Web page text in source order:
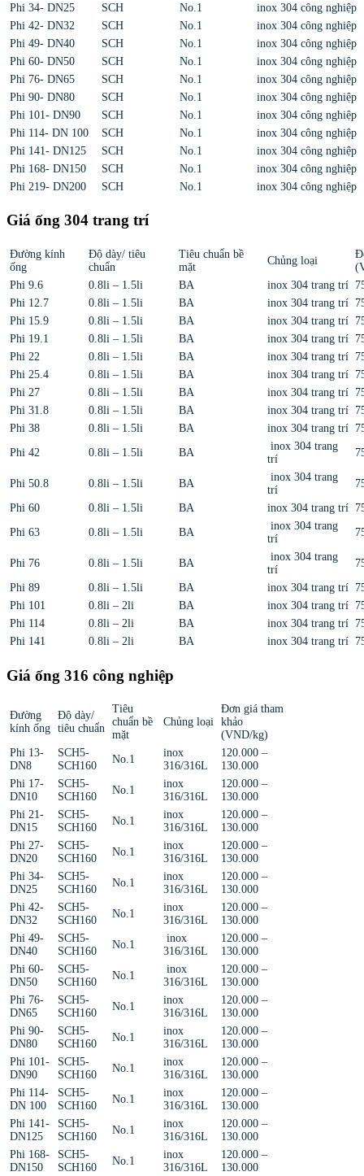
Phi 34- DN25
SCH No.1
inox 304 công nghiệp
Phi 42- DN32
SCH No.1
inox 304 công nghiệp
Phi 49- DN40
SCH No.1
inox 304 công nghiệp
Phi 60- DN50
SCH No.1
inox 304 công nghiệp
Phi 76- DN65
SCH No.1
inox 304 công nghiệp
Phi 90- DN80
SCH No.1
inox 304 công nghiệp
Phi 101- DN90
SCH No.1
inox 304 công nghiệp
Phi 114- DN 100
SCH No.1
inox 304 công nghiệp
Phi 141- DN125
SCH No.1
inox 304 công nghiệp
Phi 168- DN150
SCH No.1
inox 304 công nghiệp
Phi 219- DN200
SCH No.1 inox 304 công nghiệp
Giá ống 304 trang trí
Đường kính
ống
Độ dày/ tiêu
chuẩn
Tiêu chuẩn bề
mặt
Chủng loại
Phi 9.6
0.8li – 1.5li BA inox 304 trang trí
Phi 12.7
0.8li – 1.5li BA inox 304 trang trí
Phi 15.9
0.8li – 1.5li BA inox 304 trang trí
Phi 19.1
0.8li – 1.5li BA inox 304 trang trí
Phi 22
0.8li – 1.5li BA inox 304 trang trí
Phi 25.4
0.8li – 1.5li BA inox 304 trang trí
Phi 27
0.8li – 1.5li BA inox 304 trang trí
Phi 31.8
0.8li – 1.5li BA inox 304 trang trí
Phi 38
0.8li – 1.5li BA inox 304 trang trí
Phi 42
0.8li – 1.5li BA
inox 304 trang
trí
Phi 50.8 0.8li – 1.5li BA
inox 304 trang
trí
Phi 60
0.8li – 1.5li BA inox 304 trang trí
Phi 63
0.8li – 1.5li BA
inox 304 trang
trí
Phi 76 0.8li – 1.5li BA
inox 304 trang
trí
Phi 89
0.8li – 1.5li BA inox 304 trang trí
Phi 101
0.8li – 2li BA inox 304 trang trí
Phi 114
0.8li – 2li BA inox 304 trang trí
Phi 141
0.8li – 2li BA inox 304 trang trí
Giá ống 316 công nghiệp
Đường
kính ống
Độ dày/
tiêu chuẩn
Tiêu
chuẩn bề
mặt
Chủng loại
Đơn giá tham
khảo
(VND/kg)
Phi 13-
DN8
SCH5-
SCH160
No.1
inox
316/316L
120.000 –
130.000
Phi 17-
DN10
SCH5-
SCH160
No.1
inox
316/316L
120.000 –
130.000
Phi 21-
DN15
SCH5-
SCH160
No.1
inox
316/316L
120.000 –
130.000
Phi 27-
DN20
SCH5-
SCH160
No.1
inox
316/316L
120.000 –
130.000
Phi 34-
DN25
SCH5-
SCH160
No.1
inox
316/316L
120.000 –
130.000
Phi 42-
DN32
SCH5-
SCH160
No.1
inox
316/316L
120.000 –
130.000
Phi 49-
DN40
SCH5-
SCH160
No.1
inox
316/316L
120.000 –
130.000
Phi 60-
DN50
SCH5-
SCH160
No.1
inox
316/316L
120.000 –
130.000
Phi 76-
DN65
SCH5-
SCH160
No.1
inox
316/316L
120.000 –
130.000
Phi 90-
DN80
SCH5-
SCH160
No.1
inox
316/316L
120.000 –
130.000
Phi 101-
DN90
SCH5-
SCH160
No.1
inox
316/316L
120.000 –
130.000
Phi 114-
DN 100
SCH5-
SCH160
No.1
inox
316/316L
120.000 –
130.000
Phi 141-
DN125
SCH5-
SCH160
No.1
inox
316/316L
120.000 –
130.000
Phi 168-
DN150
SCH5-
SCH160
No.1
inox
316/316L
120.000 –
130.000